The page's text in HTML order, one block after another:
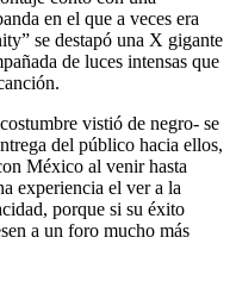
en el que a veces era
se destapó una X gigante
de luces intensas que
vistió de negro- se
del público hacia ellos,
México al venir hasta
experiencia el ver a la
porque si su éxito
a un foro mucho más